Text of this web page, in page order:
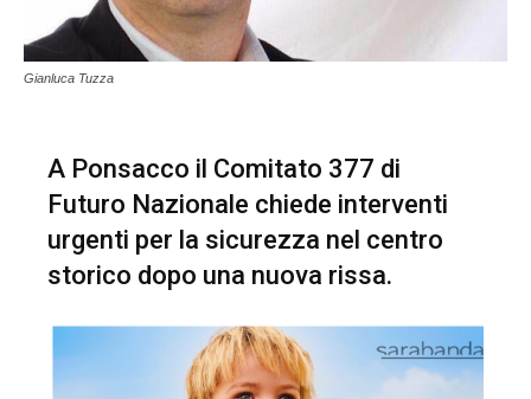
Gianluca Tuzza
A Ponsacco il Comitato 377 di
Futuro Nazionale chiede interventi
urgenti per la sicurezza nel centro
storico dopo una nuova rissa.